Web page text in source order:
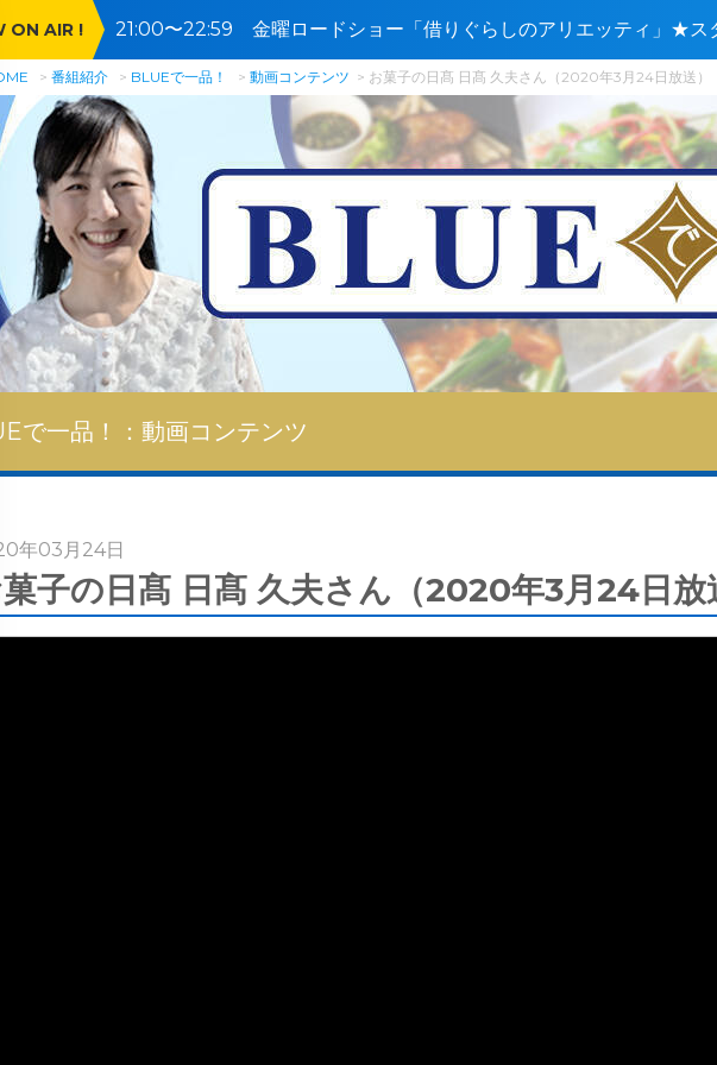
ON AIR !
21:00〜22:59 金曜ロードショー「借りぐらしのアリエッティ」★ス
🈕🈓
番組紹介 BLUEで一品！ 動画コンテンツ お菓子の日髙 日髙 久夫さん（2020年3月24日放送）
で一品！：動画コンテンツ
年03月24日
子の日髙 日髙 久夫さん（2020年3月24日放